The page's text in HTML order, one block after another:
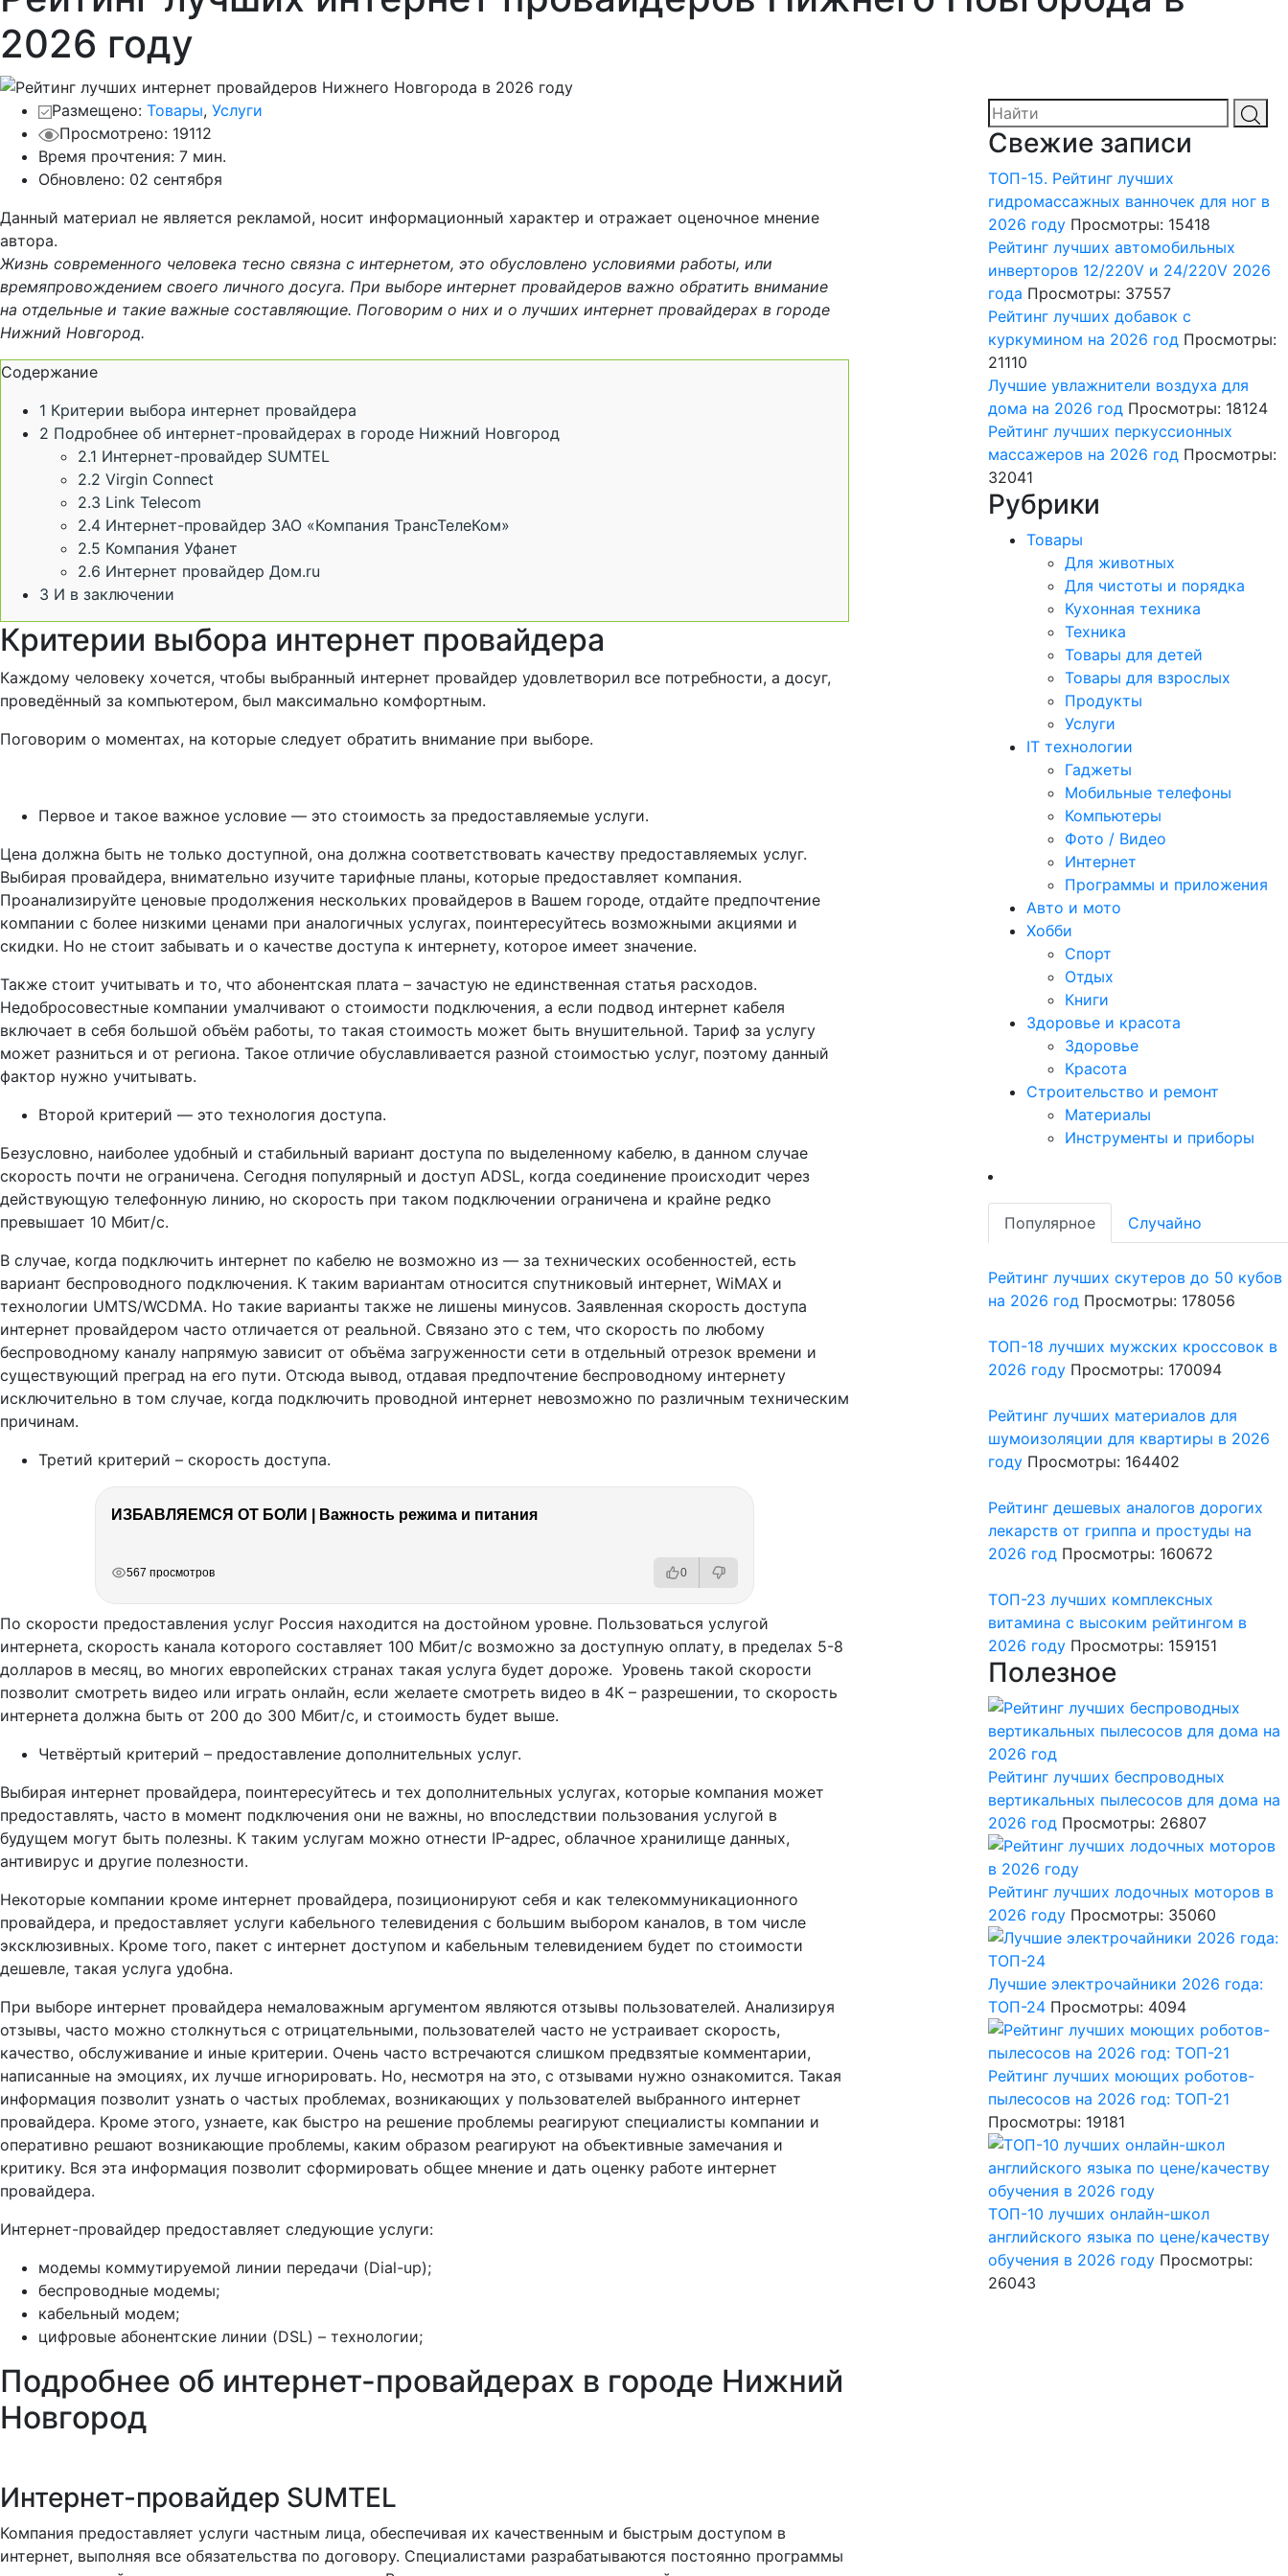
2026 году
Размещено: Товары, Услуги
Просмотрено: 19112
Время прочтения: 7 мин.
Обновлено: 02 сентября
Данный материал не является рекламой, носит информационный характер и отражает оценочное мнение
автора.
Жизнь современного человека тесно связна с интернетом, это обусловлено условиями работы, или
времяпровождением своего личного досуга. При выборе интернет провайдеров важно обратить внимание
на отдельные и такие важные составляющие. Поговорим о них и о лучших интернет провайдерах в городе
Нижний Новгород.
Содержание
1 Критерии выбора интернет провайдера
2 Подробнее об интернет-провайдерах в городе Нижний Новгород
2.1 Интернет-провайдер SUMTEL
2.2 Virgin Connect
2.3 Link Telecom
2.4 Интернет-провайдер ЗАО «Компания ТрансТелеКом»
2.5 Компания Уфанет
2.6 Интернет провайдер Дом.ru
3 И в заключении
Критерии выбора интернет провайдера
Каждому человеку хочется, чтобы выбранный интернет провайдер удовлетворил все потребности, а досуг,
проведённый за компьютером, был максимально комфортным.
Поговорим о моментах, на которые следует обратить внимание при выборе.
Первое и такое важное условие — это стоимость за предоставляемые услуги.
Цена должна быть не только доступной, она должна соответствовать качеству предоставляемых услуг.
Выбирая провайдера, внимательно изучите тарифные планы, которые предоставляет компания.
Проанализируйте ценовые продолжения нескольких провайдеров в Вашем городе, отдайте предпочтение
компании с более низкими ценами при аналогичных услугах, поинтересуйтесь возможными акциями и
скидки. Но не стоит забывать и о качестве доступа к интернету, которое имеет значение.
Также стоит учитывать и то, что абонентская плата – зачастую не единственная статья расходов.
Недобросовестные компании умалчивают о стоимости подключения, а если подвод интернет кабеля
включает в себя большой объём работы, то такая стоимость может быть внушительной. Тариф за услугу
может разниться и от региона. Такое отличие обуславливается разной стоимостью услуг, поэтому данный
фактор нужно учитывать.
Второй критерий — это технология доступа.
Безусловно, наиболее удобный и стабильный вариант доступа по выделенному кабелю, в данном случае
скорость почти не ограничена. Сегодня популярный и доступ ADSL, когда соединение происходит через
действующую телефонную линию, но скорость при таком подключении ограничена и крайне редко
превышает 10 Мбит/с.
В случае, когда подключить интернет по кабелю не возможно из — за технических особенностей, есть
вариант беспроводного подключения. К таким вариантам относится спутниковый интернет, WiMAX и
технологии UMTS/WCDMA. Но такие варианты также не лишены минусов. Заявленная скорость доступа
интернет провайдером часто отличается от реальной. Связано это с тем, что скорость по любому
беспроводному каналу напрямую зависит от объёма загруженности сети в отдельный отрезок времени и
существующий преград на его пути. Отсюда вывод, отдавая предпочтение беспроводному интернету
исключительно в том случае, когда подключить проводной интернет невозможно по различным техническим
причинам.
Третий критерий – скорость доступа.
ИЗБАВЛЯЕМСЯ ОТ БОЛИ | Важность режима и питания
567 просмотров 0
По скорости предоставления услуг Россия находится на достойном уровне. Пользоваться услугой
интернета, скорость канала которого составляет 100 Мбит/с возможно за доступную оплату, в пределах 5-8
долларов в месяц, во многих европейских странах такая услуга будет дороже. Уровень такой скорости
позволит смотреть видео или играть онлайн, если желаете смотреть видео в 4К – разрешении, то скорость
интернета должна быть от 200 до 300 Мбит/с, и стоимость будет выше.
Четвёртый критерий – предоставление дополнительных услуг.
Выбирая интернет провайдера, поинтересуйтесь и тех дополнительных услугах, которые компания может
предоставлять, часто в момент подключения они не важны, но впоследствии пользования услугой в
будущем могут быть полезны. К таким услугам можно отнести IP-адрес, облачное хранилище данных,
антивирус и другие полезности.
Некоторые компании кроме интернет провайдера, позиционируют себя и как телекоммуникационного
провайдера, и предоставляет услуги кабельного телевидения с большим выбором каналов, в том числе
эксклюзивных. Кроме того, пакет с интернет доступом и кабельным телевидением будет по стоимости
дешевле, такая услуга удобна.
При выборе интернет провайдера немаловажным аргументом являются отзывы пользователей. Анализируя
отзывы, часто можно столкнуться с отрицательными, пользователей часто не устраивает скорость,
качество, обслуживание и иные критерии. Очень часто встречаются слишком предвзятые комментарии,
написанные на эмоциях, их лучше игнорировать. Но, несмотря на это, с отзывами нужно ознакомится. Такая
информация позволит узнать о частых проблемах, возникающих у пользователей выбранного интернет
провайдера. Кроме этого, узнаете, как быстро на решение проблемы реагируют специалисты компании и
оперативно решают возникающие проблемы, каким образом реагируют на объективные замечания и
критику. Вся эта информация позволит сформировать общее мнение и дать оценку работе интернет
провайдера.
Интернет-провайдер предоставляет следующие услуги:
модемы коммутируемой линии передачи (Dial-up);
беспроводные модемы;
кабельный модем;
цифровые абонентские линии (DSL) – технологии;
Подробнее об интернет-провайдерах в городе Нижний
Новгород
Интернет-провайдер SUMTEL
Компания предоставляет услуги частным лица, обеспечивая их качественным и быстрым доступом в
интернет, выполняя все обязательства по договору. Специалистами разрабатываются постоянно программы
Свежие записи
ТОП-15. Рейтинг лучших
гидромассажных ванночек для ног в
2026 году Просмотры: 15418
Рейтинг лучших автомобильных
инверторов 12/220V и 24/220V 2026
года Просмотры: 37557
Рейтинг лучших добавок с
куркумином на 2026 год Просмотры:
21110
Лучшие увлажнители воздуха для
дома на 2026 год Просмотры: 18124
Рейтинг лучших перкуссионных
массажеров на 2026 год Просмотры:
32041
Рубрики
Товары
Для животных
Для чистоты и порядка
Кухонная техника
Техника
Товары для детей
Товары для взрослых
Продукты
Услуги
IT технологии
Гаджеты
Мобильные телефоны
Компьютеры
Фото / Видео
Интернет
Программы и приложения
Авто и мото
Хобби
Спорт
Отдых
Книги
Здоровье и красота
Здоровье
Красота
Строительство и ремонт
Материалы
Инструменты и приборы
Популярное Случайно
Рейтинг лучших скутеров до 50 кубов
на 2026 год Просмотры: 178056
ТОП-18 лучших мужских кроссовок в
2026 году Просмотры: 170094
Рейтинг лучших материалов для
шумоизоляции для квартиры в 2026
году Просмотры: 164402
Рейтинг дешевых аналогов дорогих
лекарств от гриппа и простуды на
2026 год Просмотры: 160672
ТОП-23 лучших комплексных
витамина с высоким рейтингом в
2026 году Просмотры: 159151
Полезное
Рейтинг лучших беспроводных
вертикальных пылесосов для дома на
2026 год Просмотры: 26807
Рейтинг лучших лодочных моторов в
2026 году Просмотры: 35060
Лучшие электрочайники 2026 года:
ТОП-24 Просмотры: 4094
Рейтинг лучших моющих роботов-
пылесосов на 2026 год: ТОП-21
Просмотры: 19181
ТОП-10 лучших онлайн-школ
английского языка по цене/качеству
обучения в 2026 году Просмотры:
26043